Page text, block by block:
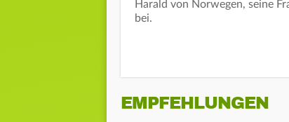
Harald von Norwegen, seine
bei.
EMPFEHLUNGEN